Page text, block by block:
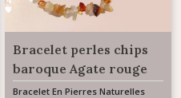
Bracelet perles chips
baroque Agate rouge
Bracelet En Pierres Naturelles